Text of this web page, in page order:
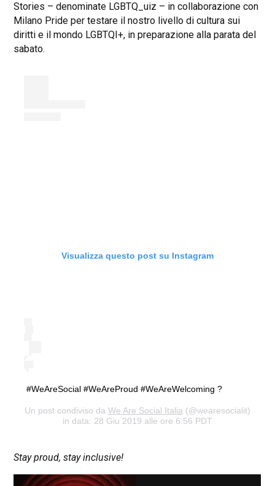
Stories – denominate LGBTQ_uiz – in collaborazione con
Milano Pride per testare il nostro livello di cultura sui
diritti e il mondo LGBTQI+, in preparazione alla parata del
sabato.
Visualizza questo post su Instagram
#WeAreSocial #WeAreProud #WeAreWelcoming ?
Un post condiviso da We Are Social Italia (@wearesocialit)
in data: 28 Giu 2019 alle ore 6:56 PDT
Stay proud, stay inclusive!